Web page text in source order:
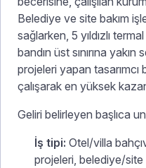
Belediye ve site bakım
sağlarken, 5 yıldızlı
bandın üst sınırına
projeleri yapan tasarımcı
çalışarak en yüksek
Geliri belirleyen başlıca
İş tipi: Otel/villa
projeleri, belediye/site